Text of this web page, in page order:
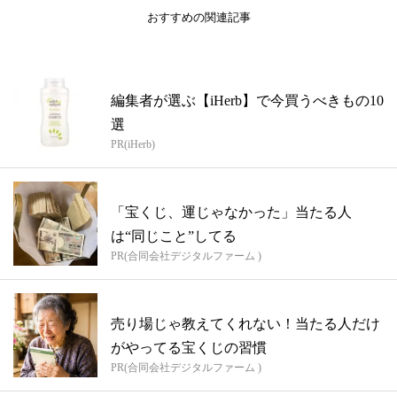
おすすめの関連記事
編集者が選ぶ【iHerb】で今買うべきもの10
選
PR(iHerb)
「宝くじ、運じゃなかった」当たる人
は“同じこと”してる
PR(合同会社デジタルファーム )
売り場じゃ教えてくれない！当たる人だけ
がやってる宝くじの習慣
PR(合同会社デジタルファーム )